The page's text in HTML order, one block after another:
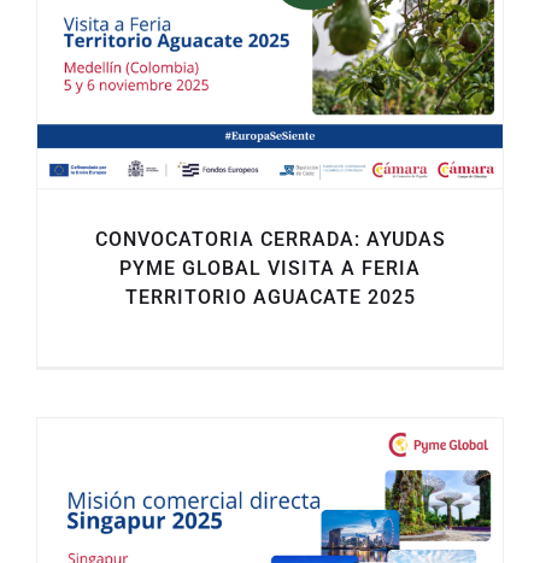
CONVOCATORIA CERRADA: AYUDAS
PYME GLOBAL VISITA A FERIA
TERRITORIO AGUACATE 2025